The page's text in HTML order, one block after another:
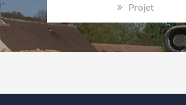
Projet